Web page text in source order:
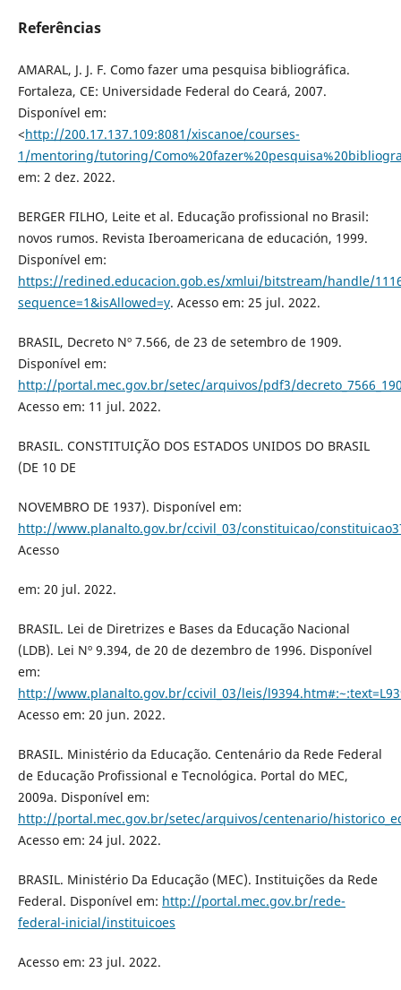
Referências
AMARAL, J. J. F. Como fazer uma pesquisa bibliográfica.
Fortaleza, CE: Universidade Federal do Ceará, 2007.
Disponível em:
<http://200.17.137.109:8081/xiscanoe/courses-
1/mentoring/tutoring/
em: 2 dez. 2022.
BERGER FILHO, Leite et al. Educação profissional no Brasil:
novos rumos. Revista Iberoamericana de educación, 1999.
Disponível em:
https://redined.educacion.gob.es/xmlui/bitstream/handle/
sequence=1&isAllowed=y. Acesso em: 25 jul. 2022.
BRASIL, Decreto Nº 7.566, de 23 de setembro de 1909.
Disponível em:
http://portal.mec.gov.br/setec/arquivos/pdf3/
Acesso em: 11 jul. 2022.
BRASIL. CONSTITUIÇÃO DOS ESTADOS UNIDOS DO BRASIL
(DE 10 DE
NOVEMBRO DE 1937). Disponível em:
http://www.planalto.gov.br/ccivil_03/constituicao/
Acesso
em: 20 jul. 2022.
BRASIL. Lei de Diretrizes e Bases da Educação Nacional
(LDB). Lei Nº 9.394, de 20 de dezembro de 1996. Disponível
em:
http://www.planalto.gov.br/ccivil_03/leis/
Acesso em: 20 jun. 2022.
BRASIL. Ministério da Educação. Centenário da Rede Federal
de Educação Profissional e Tecnológica. Portal do MEC,
2009a. Disponível em:
http://portal.mec.gov.br/setec/arquivos/centenario/
Acesso em: 24 jul. 2022.
BRASIL. Ministério Da Educação (MEC). Instituições da Rede
Federal. Disponível em: http://portal.mec.gov.br/rede-
federal-inicial/instituicoes
Acesso em: 23 jul. 2022.